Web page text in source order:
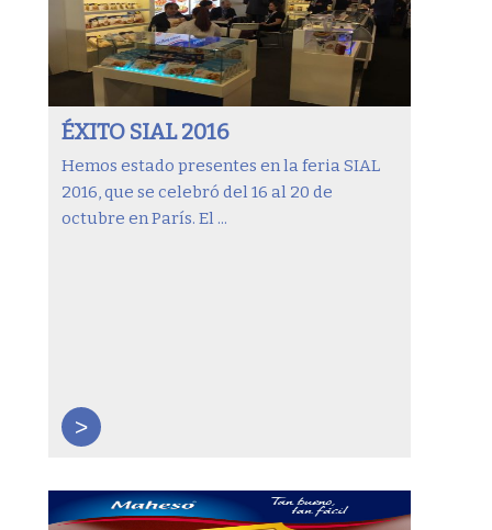
ÉXITO SIAL 2016
Hemos estado presentes en la feria SIAL
2016, que se celebró del 16 al 20 de
octubre en París. El ...
>